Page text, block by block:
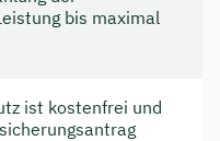
bis maximal
ist kostenfrei und